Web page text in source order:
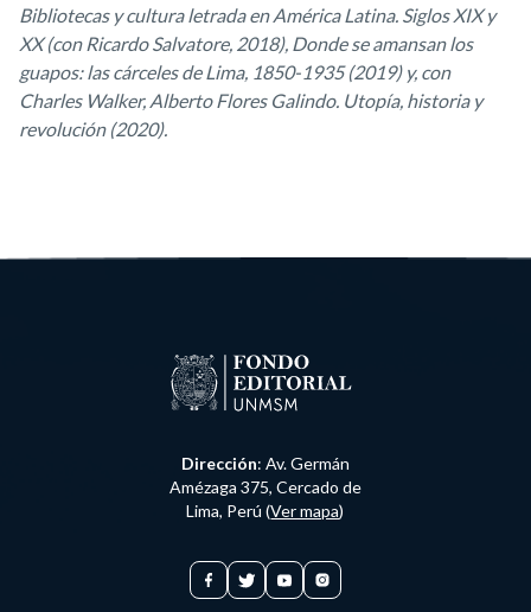
Bibliotecas y cultura letrada en América Latina. Siglos XIX y
XX (con Ricardo Salvatore, 2018), Donde se amansan los
guapos: las cárceles de Lima, 1850-1935 (2019) y, con
Charles Walker, Alberto Flores Galindo. Utopía, historia y
revolución (2020).
Dirección: Av. Germán
Amézaga 375, Cercado de
Lima, Perú (Ver mapa)